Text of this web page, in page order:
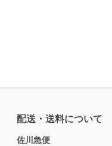
配送・送料について
佐川急便